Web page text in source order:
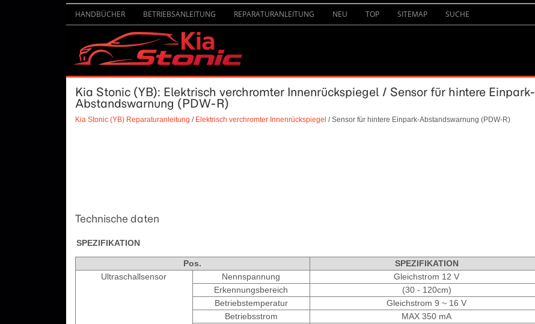
HANDBÜCHER BETRIEBSANLEITUNG REPARATURANLEITUNG NEU TOP SITEMAP SUCHE
Kia Stonic (YB): Elektrisch verchromter Innenrückspiegel / Sensor für hintere Einpark-
Abstandswarnung (PDW-R)
Kia Stonic (YB) Reparaturanleitung / Elektrisch verchromter Innenrückspiegel / Sensor für hintere Einpark-Abstandswarnung (PDW-R)
Technische daten
SPEZIFIKATION
Pos.
SPEZIFIKATION
Ultraschallsensor
Nennspannung
Gleichstrom 12 V
Erkennungsbereich
(30 - 120cm)
Betriebstemperatur
Gleichstrom 9 ~ 16 V
Betriebsstrom
MAX 350 mA